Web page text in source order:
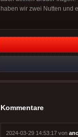
haben wir zwei Nutten und
Kommentare
2024-03-29 14:53:17 von